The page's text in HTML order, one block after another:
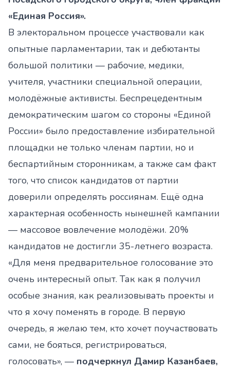
«Единая Россия».
В электоральном процессе участвовали как
опытные парламентарии, так и дебютанты
большой политики — рабочие, медики,
учителя, участники специальной операции,
молодёжные активисты. Беспрецедентным
демократическим шагом со стороны «Единой
России» было предоставление избирательной
площадки не только членам партии, но и
беспартийным сторонникам, а также сам факт
того, что список кандидатов от партии
доверили определять россиянам. Ещё одна
характерная особенность нынешней кампании
— массовое вовлечение молодёжи. 20%
кандидатов не достигли 35-летнего возраста.
«Для меня предварительное голосование это
очень интересный опыт. Так как я получил
особые знания, как реализовывать проекты и
что я хочу поменять в городе. В первую
очередь, я желаю тем, кто хочет поучаствовать
сами, не бояться, регистрироваться,
голосовать», — подчеркнул Дамир Казанбаев,